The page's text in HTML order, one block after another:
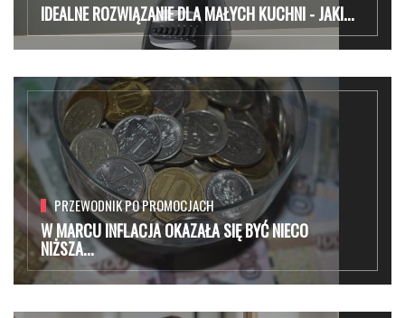
IDEALNE ROZWIĄZANIE DLA MAŁYCH KUCHNI - JAKI...
PRZEWODNIK PO PROMOCJACH
W MARCU INFLACJA OKAZAŁA SIĘ BYĆ NIECO
NIŻSZA...